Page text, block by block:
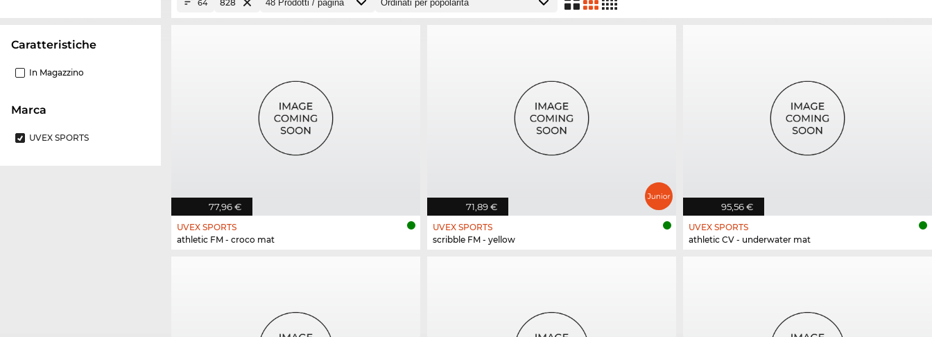
Caratteristiche
In Magazzino
Marca
UVEX SPORTS
64 828
77,96 €
UVEX SPORTS
athletic FM - croco mat
71,89 €
UVEX SPORTS
scribble FM - yellow
95,56 €
UVEX SPORTS
athletic CV - underwater mat